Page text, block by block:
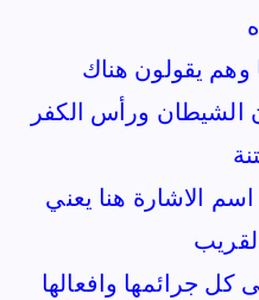
وهم يقولون هناك
ورأس الكفر
اسم الاشارة هنا يعني
جرائمها وافعالها